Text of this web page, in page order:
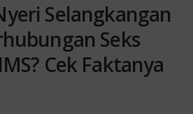
Selangkangan
Seks
Cek Faktanya